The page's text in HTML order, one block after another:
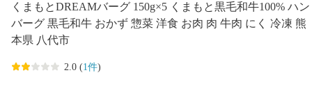
くまもとDREAMバーグ 150g×5 くまもと黒毛和牛100% ハン
バーグ 黒毛和牛 おかず 惣菜 洋食 お肉 肉 牛肉 にく 冷凍 熊
本県 八代市
2.0 (1件)